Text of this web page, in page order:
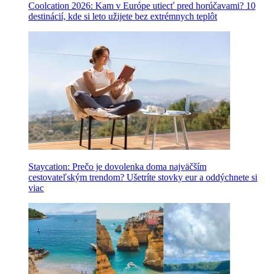
Coolcation 2026: Kam v Európe utiecť pred horúčavami? 10
destinácií, kde si leto užijete bez extrémnych teplôt
Staycation: Prečo je dovolenka doma najväčším
cestovateľským trendom? Ušetríte stovky eur a oddýchnete si
viac